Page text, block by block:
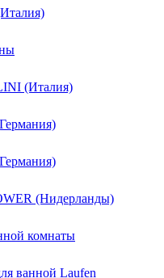
(Италия)
(Нидерланды)
комнаты
ванной Laufen